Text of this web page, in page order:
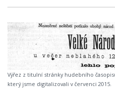
Výřez z titulní stránky hudebního
který jsme digitalizovali v červenci 2015.